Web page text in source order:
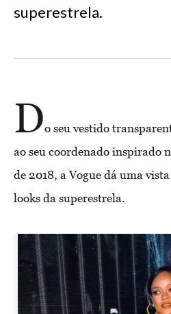
superestrela.
Do seu vestido
ao seu coordenado inspirado
de 2018, a Vogue dá uma
looks da superestrela.